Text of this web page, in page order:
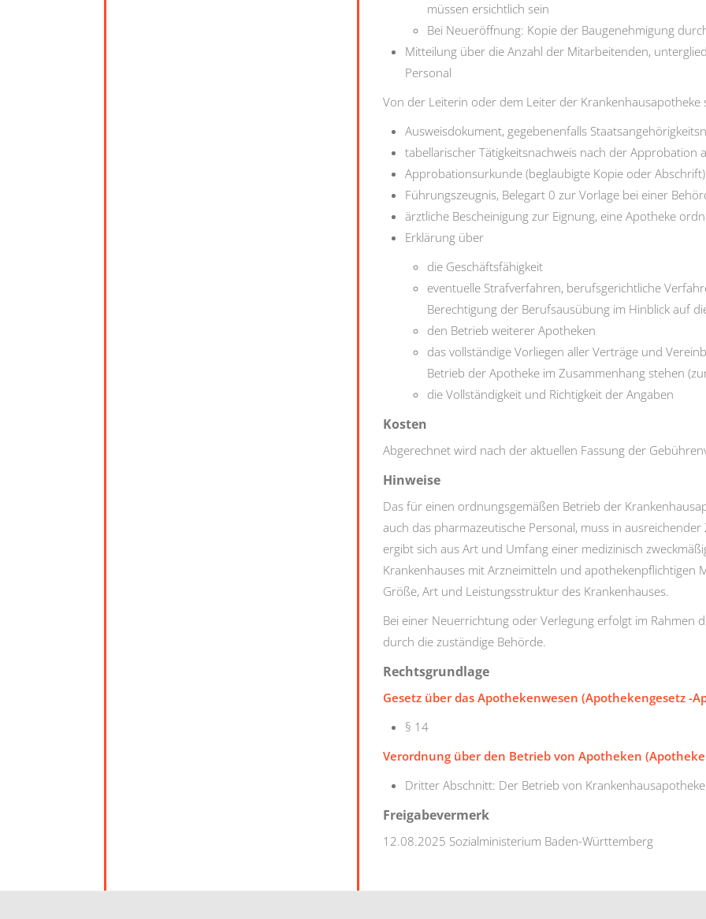
müssen ersichtlich sein
Bei Neueröffnung: Kopie der Baugenehmigung
Mitteilung über die Anzahl der Mitarbeitenden,
Personal
Von der Leiterin oder dem Leiter der Krankenhausapotheke
Ausweisdokument, gegebenenfalls
tabellarischer Tätigkeitsnachweis nach der Approbation
Approbationsurkunde (beglaubigte Kopie oder Abschrift)
Führungszeugnis, Belegart 0 zur Vorlage bei einer
ärztliche Bescheinigung zur Eignung, eine Apotheke
Erklärung über
die Geschäftsfähigkeit
eventuelle Strafverfahren, berufsgerichtliche
Berechtigung der Berufsausübung im Hinblick auf
den Betrieb weiterer Apotheken
das vollständige Vorliegen aller Verträge und
Betrieb der Apotheke im Zusammenhang stehen
die Vollständigkeit und Richtigkeit der Angaben
Kosten
Abgerechnet wird nach der aktuellen Fassung der
Hinweise
Das für einen ordnungsgemäßen Betrieb der
auch das pharmazeutische Personal, muss in ausreichender
ergibt sich aus Art und Umfang einer medizinisch
Krankenhauses mit Arzneimitteln und apothekenpflichtigen
Größe, Art und Leistungsstruktur des Krankenhauses.
Bei einer Neuerrichtung oder Verlegung erfolgt im Rahmen
durch die zuständige Behörde.
Rechtsgrundlage
Gesetz über das Apothekenwesen (Apothekengesetz -
§ 14
Verordnung über den Betrieb von Apotheken
Dritter Abschnitt: Der Betrieb von
Freigabevermerk
12.08.2025 Sozialministerium Baden-Württemberg